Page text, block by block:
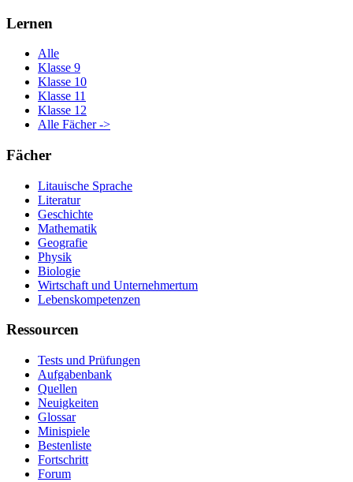
Lernen
Alle
Klasse 9
Klasse 10
Klasse 11
Klasse 12
Alle Fächer ->
Fächer
Litauische Sprache
Literatur
Geschichte
Mathematik
Geografie
Physik
Biologie
Wirtschaft und Unternehmertum
Lebenskompetenzen
Ressourcen
Tests und Prüfungen
Aufgabenbank
Quellen
Neuigkeiten
Glossar
Minispiele
Bestenliste
Fortschritt
Forum